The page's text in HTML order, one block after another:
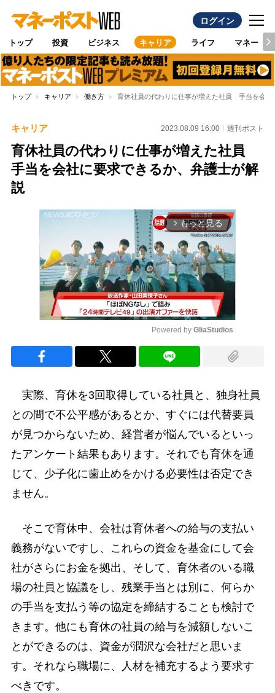
ログイン
トップ 投資 ビジネス キャリア ライフ マネー
トップ キャリア 働き方 育休社員の代わりに仕事が増えた社員 手当を会社
キャリア 2023.08.09 16:00 週刊ポスト
育休社員の代わりに仕事が増えた社員
手当を会社に要求できるか、弁護士が解
説
arrow_forward_ios もっと見る
Powered by GliaStudios
実際、育休を3回取得している社員と、独身社員
との間で不公平感があるとか、すぐには代替要員
が見つからないため、経営者が悩んでいるといっ
たアンケート結果もあります。それでも育休を通
じて、少子化に歯止めをかける必要性は否定でき
ません。
そこで育休中、会社は育休者への給与の支払い
義務がないですし、これらの資金を基金にして会
社がさらにお金を拠出、そして、育休者のいる職
場の社員と協議をし、残業手当とは別に、何らか
の手当を支払う等の協定を締結することも検討で
きます。他にも育休の社員の給与を減額しないこ
とができるのは、資金が潤沢な会社だと思いま
す。それなら職場に、人材を補充するよう要求す
べきです。